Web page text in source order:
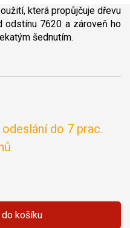
odeslání do 7 prac.
košíku
která propůjčuje dřevu
odstínu 7620 a zároveň ho
šednutím.